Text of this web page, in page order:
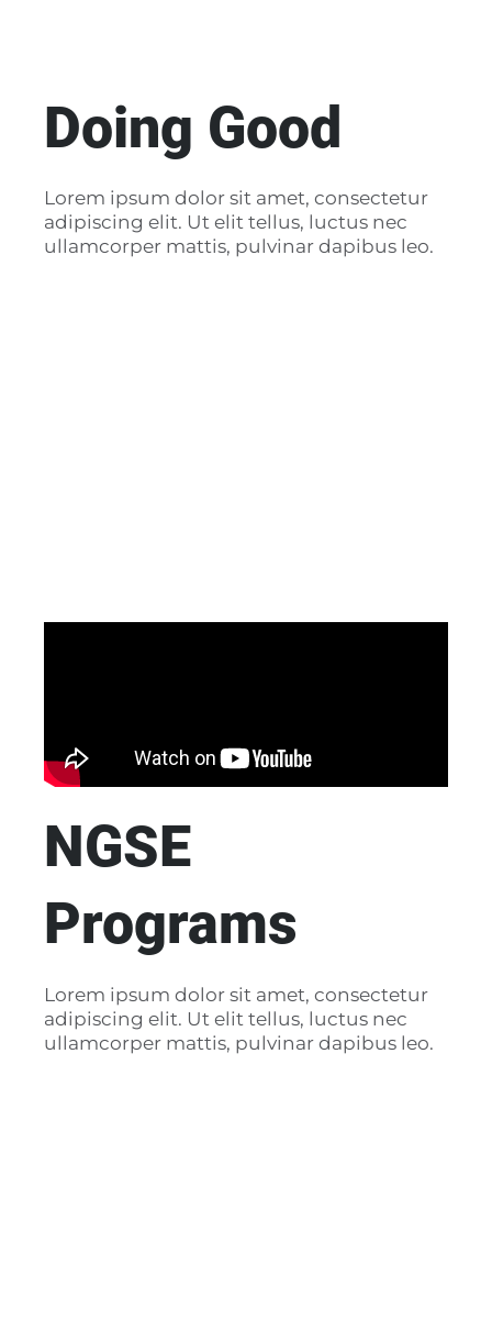
Doing Good
Lorem ipsum dolor sit amet, consectetur
adipiscing elit. Ut elit tellus, luctus nec
ullamcorper mattis, pulvinar dapibus leo.
NGSE
Programs
Lorem ipsum dolor sit amet, consectetur
adipiscing elit. Ut elit tellus, luctus nec
ullamcorper mattis, pulvinar dapibus leo.